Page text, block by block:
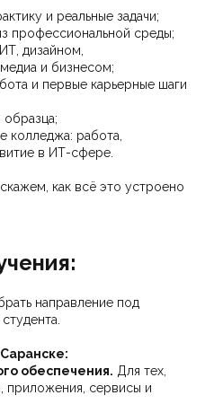
и реальные задачи;
профессиональной среды;
дизайном,
и бизнесом;
и первые карьерные шаги
колледжа: работа,
в ИТ-сфере.
как всё это устроено
направление под
обеспечения. Для тех,
приложения, сервисы и